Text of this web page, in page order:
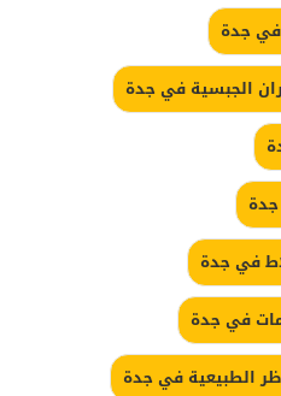
في جدة
الجبسية في جدة
في جدة
في جدة
الطبيعية في جدة